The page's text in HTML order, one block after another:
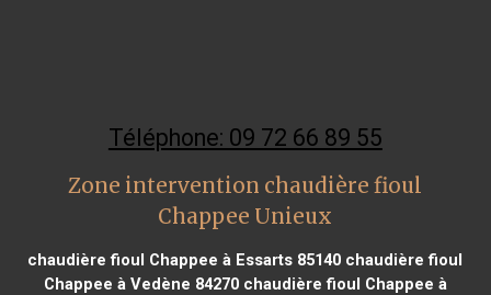
Téléphone: 09 72 66 89 55
Zone intervention chaudière fioul
Chappee Unieux
chaudière fioul Chappee à Essarts 85140 chaudière fioul
Chappee à Vedène 84270chaudière fioul Chappee à